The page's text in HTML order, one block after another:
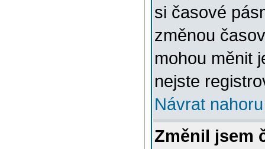
si časové
změnou
mohou měnit
nejste
Návrat nahoru
Změnil jsem